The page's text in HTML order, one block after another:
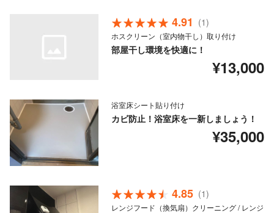
4.91 (1)
ホスクリーン（室内物干し）取り付け
部屋干し環境を快適に！
¥13,000
浴室床シート貼り付け
カビ防止！浴室床を一新しましょう！
¥35,000
4.85 (1)
レンジフード（換気扇）クリーニング / レンジ